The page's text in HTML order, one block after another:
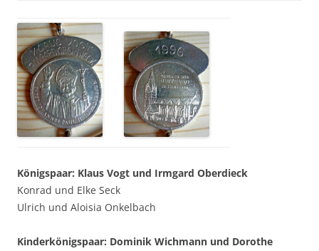
Königspaar: Klaus Vogt und Irmgard Oberdieck
Konrad und Elke Seck
Ulrich und Aloisia Onkelbach
Kinderkönigspaar: Dominik Wichmann und Dorothe